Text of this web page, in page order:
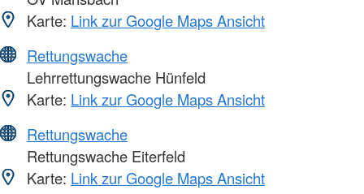
Karte: Link zur Google Maps Ansicht
Rettungswache
Lehrrettungswache Hünfeld
Karte: Link zur Google Maps Ansicht
Rettungswache
Rettungswache Eiterfeld
Karte: Link zur Google Maps Ansicht